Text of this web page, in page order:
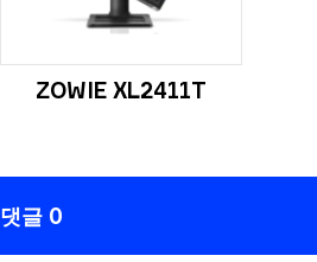
ZOWIE XL2411T
댓글 0